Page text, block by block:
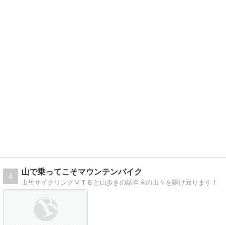
4
山で乗ってこそマウンテンバイク
山岳サイクリングＭＴＢと山歩きの話全国の山々を駆け回ります！